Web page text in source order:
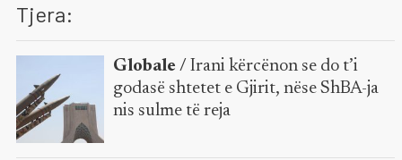
Tjera:
Globale / Irani kërcënon se do t’i
godasë shtetet e Gjirit, nëse ShBA-ja
nis sulme të reja